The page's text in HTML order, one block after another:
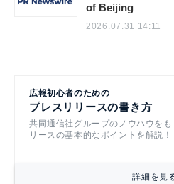
of Beijing
2026.07.31 14:11
広報初心者のための
プレスリリースの書き方
共同通信社グループのノウハウをも
リースの基本的なポイントを解説！
詳細を見